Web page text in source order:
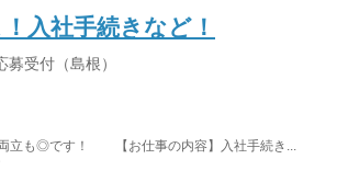
入社手続きなど！
募受付（島根）
両立も◎です！ 【お仕事の内容】入社手続き...